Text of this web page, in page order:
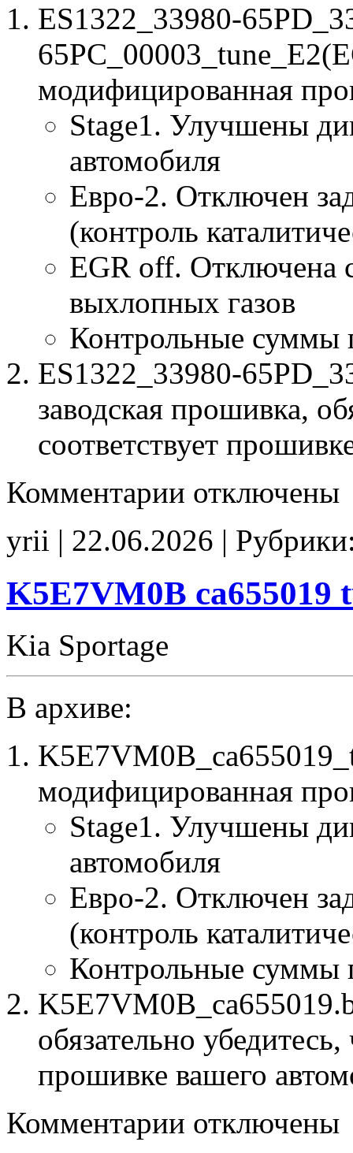
ES1322_33980-
модифицированная
Stage1. Улучшены
автомобиля
Евро-2. Отключен
(контроль
EGR off. Отключена
выхлопных газов
Контрольные суммы
ES1322_33980-
заводская прошивка,
соответствует
Комментарии записи
65PD
33980-
tune
E2(EGR_off)
отключены
yrii | 22.06.2026 |
K5E7VM0B ca655019
Kia Sportage
В архиве:
модифицированная
Stage1. Улучшены
автомобиля
Евро-2. Отключен
(контроль
Контрольные суммы
обязательно
прошивке вашего
Комментарии записи
отключены